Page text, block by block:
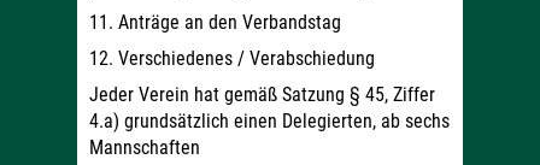
11. Anträge an den Verbandstag
12. Verschiedenes / Verabschiedung
Jeder Verein hat gemäß Satzung § 45, Ziffer
4.a) grundsätzlich einen Delegierten, ab sechs
Mannschaften